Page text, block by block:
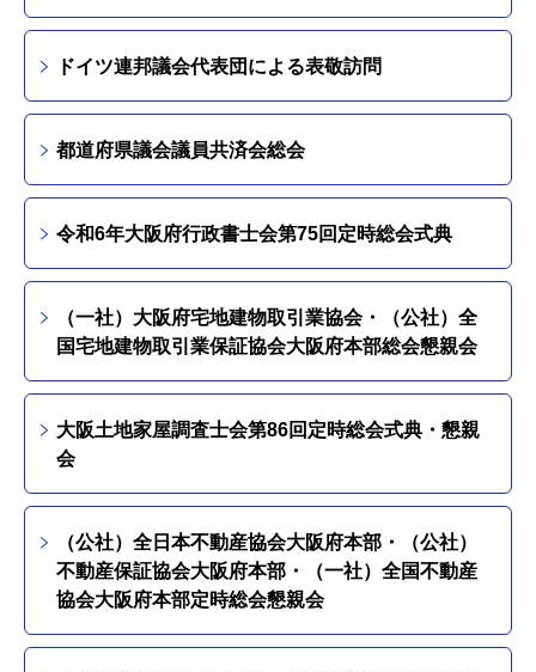
ドイツ連邦議会代表団による表敬訪問
都道府県議会議員共済会総会
令和6年大阪府行政書士会第75回定時総会式典
（一社）大阪府宅地建物取引業協会・（公社）全
国宅地建物取引業保証協会大阪府本部総会懇親会
大阪土地家屋調査士会第86回定時総会式典・懇親
会
（公社）全日本不動産協会大阪府本部・（公社）
不動産保証協会大阪府本部・（一社）全国不動産
協会大阪府本部定時総会懇親会